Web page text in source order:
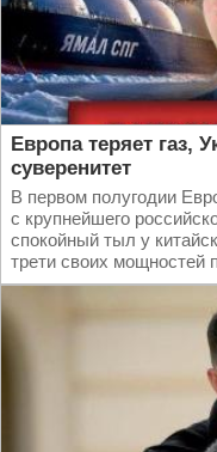
Европа теряет газ,
суверенитет
В первом полугодии
с крупнейшего
спокойный тыл у
трети своих мощностей